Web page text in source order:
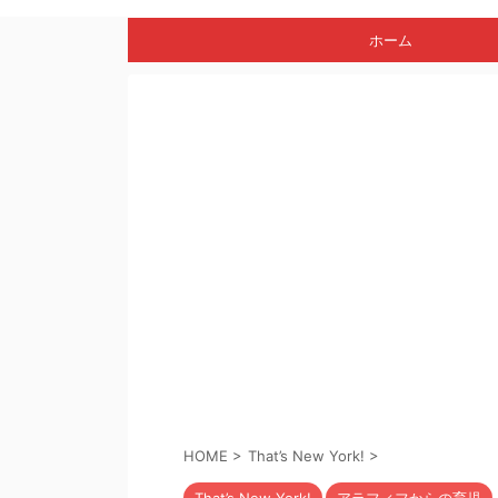
ホーム
HOME > That’s New York! >